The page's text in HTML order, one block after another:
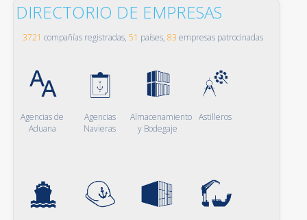
DIRECTORIO DE EMPRESAS
3721 compañías registradas, 51 países, 83 empresas patrocinadas
Agencias de
Aduana
Agencias
Navieras
Almacenamiento
y Bodegaje
Astilleros